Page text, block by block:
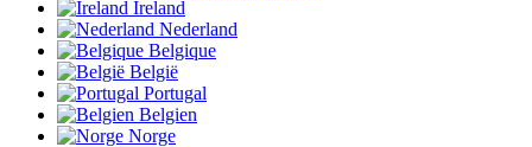
Ireland
Nederland
Belgique
België
Portugal
Belgien
Norge